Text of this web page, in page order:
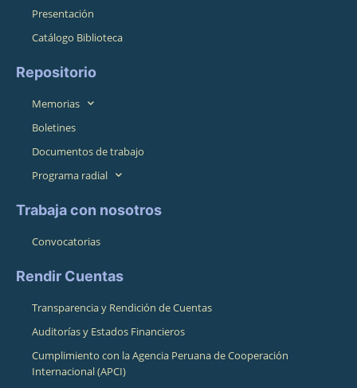
Presentación
Catálogo Biblioteca
Repositorio
Memorias
Boletines
Documentos de trabajo
Programa radial
Trabaja con nosotros
Convocatorias
Rendir Cuentas
Transparencia y Rendición de Cuentas
Auditorías y Estados Financieros
Cumplimiento con la Agencia Peruana de Cooperación
Internacional (APCI)